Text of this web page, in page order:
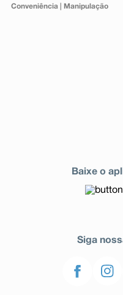
Conveniência| Manipulação
Baixe o
Siga